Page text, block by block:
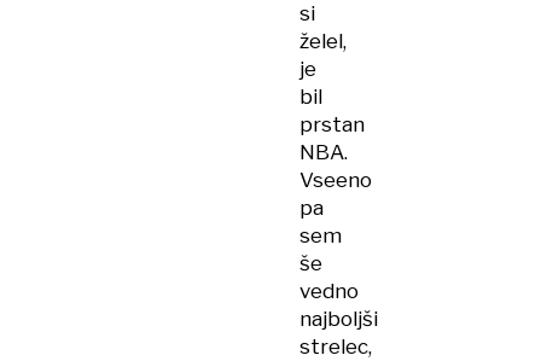
si
želel,
je
bil
prstan
NBA.
Vseeno
pa
sem
še
vedno
najboljši
strelec,